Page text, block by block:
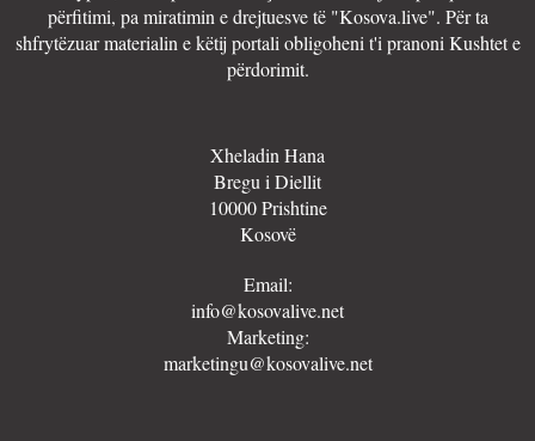
përfitimi, pa miratimin e drejtuesve të "Kosova.live". Për ta
shfrytëzuar materialin e këtij portali obligoheni t'i pranoni Kushtet e
përdorimit.
Xheladin Hana
Bregu i Diellit
10000 Prishtine
Kosovë
Email:
info@kosovalive.net
Marketing:
marketingu@kosovalive.net